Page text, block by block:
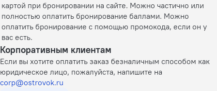
картой при бронировании на сайте. Можно частично или
полностью оплатить бронирование баллами. Можно
оплатить бронирование с помощью промокода, если он у
вас есть.
Корпоративным клиентам
Если вы хотите оплатить заказ безналичным способом как
юридическое лицо, пожалуйста, напишите на
corp@ostrovok.ru